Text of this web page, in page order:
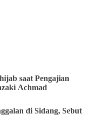
saat Pengajian
Achmad
di Sidang, Sebut